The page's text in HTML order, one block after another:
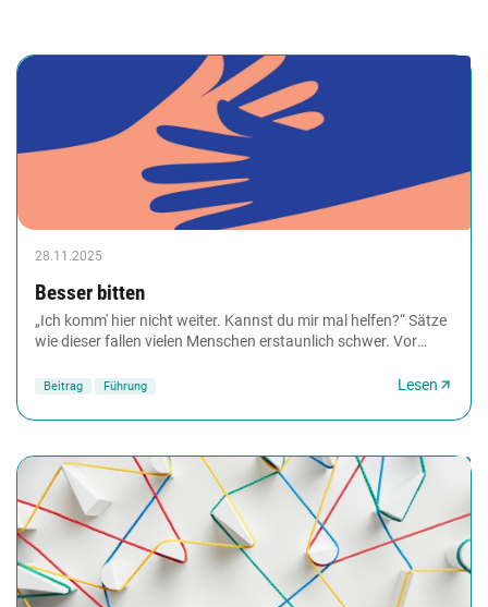
28.11.2025
Besser bitten
„Ich komm' hier nicht weiter. Kannst du mir mal helfen?“ Sätze
wie dieser fallen vielen Menschen erstaunlich schwer. Vor
Beitrag Führung Lesen